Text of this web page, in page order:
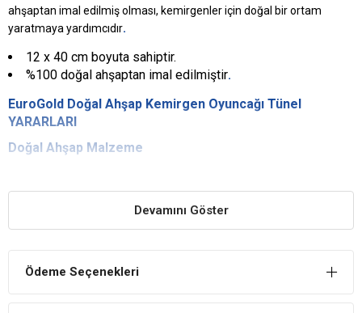
ahşaptan imal edilmiş olması, kemirgenler için doğal bir ortam
yaratmaya yardımcıdır.
12 x 40 cm boyuta sahiptir.
%100 doğal ahşaptan imal edilmiştir.
EuroGold Doğal Ahşap Kemirgen Oyuncağı Tünel
YARARLARI
Doğal Ahşap Malzeme
kullanılmadığı için kemirgenlere doğal ortam yaratmak amacı ile
Aktifliği Destekler
tasarlanmıştır. Bu sayede günlük aktivitelerin eğlenceli hale gelmesi
Devamını Göster
Ödeme Seçenekleri